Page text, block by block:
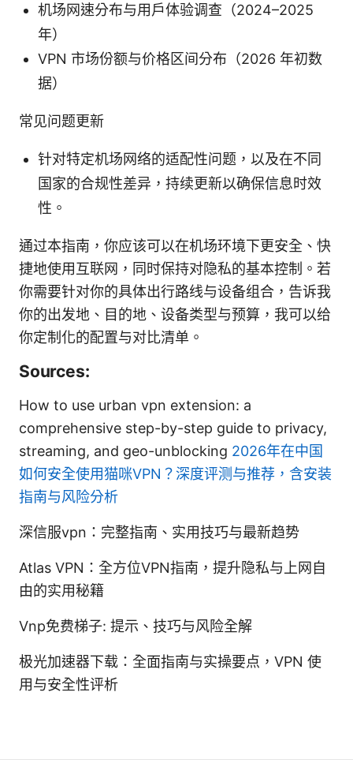
机场网速分布与用户体验调查（2024–2025
年）
VPN 市场份额与价格区间分布（2026 年初数
据）
常见问题更新
针对特定机场网络的适配性问题，以及在不同
国家的合规性差异，持续更新以确保信息时效
性。
通过本指南，你应该可以在机场环境下更安全、快
捷地使用互联网，同时保持对隐私的基本控制。若
你需要针对你的具体出行路线与设备组合，告诉我
你的出发地、目的地、设备类型与预算，我可以给
你定制化的配置与对比清单。
Sources:
How to use urban vpn extension: a
comprehensive step-by-step guide to privacy,
streaming, and geo-unblocking 2026年在中国
如何安全使用猫咪VPN？深度评测与推荐，含安装
指南与风险分析
深信服vpn：完整指南、实用技巧与最新趋势
Atlas VPN：全方位VPN指南，提升隐私与上网自
由的实用秘籍
Vnp免费梯子: 提示、技巧与风险全解
极光加速器下载：全面指南与实操要点，VPN 使
用与安全性评析